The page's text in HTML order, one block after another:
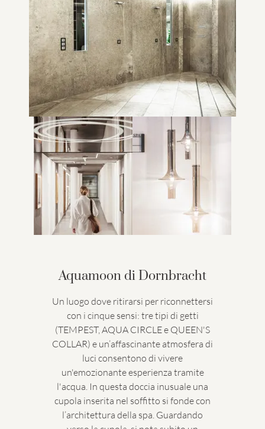
Aquamoon di Dornbracht
Un luogo dove ritirarsi per riconnettersi
con i cinque sensi: tre tipi di getti
(TEMPEST, AQUA CIRCLE e QUEEN'S
COLLAR) e un’affascinante atmosfera di
luci consentono di vivere
un'emozionante esperienza tramite
l'acqua. In questa doccia inusuale una
cupola inserita nel soffitto si fonde con
l’architettura della spa. Guardando